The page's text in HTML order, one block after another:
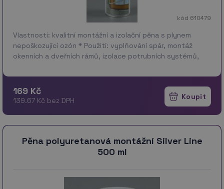
kód 610479
Vlastnosti: kvalitní montážní a izolační pěna s plynem
nepoškozující ozón * Použití: vyplňování spár, montáž
okenních a dveřních rámů, izolace potrubních systémů,
169 Kč
139.67 Kč bez DPH
Pěna polyuretanová montážní Silver Line
500 ml